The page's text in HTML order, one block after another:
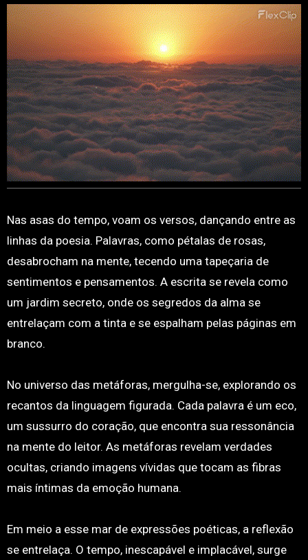
Nas asas do tempo, voam os versos, dançando entre as
linhas da poesia. Palavras, como pétalas de rosas,
desabrocham na mente, tecendo uma tapeçaria de
sentimentos e pensamentos. A escrita se revela como
um jardim secreto, onde os segredos da alma se
entrelaçam com a tinta e se espalham pelas páginas em
branco.
No universo das metáforas, mergulha-se, explorando os
recantos da linguagem figurada. Cada palavra é um eco,
um sussurro do coração, que encontra sua ressonância
na mente do leitor. As metáforas revelam verdades
ocultas, criando imagens vívidas que tocam as fibras
mais íntimas da emoção humana.
Em meio a esse mar de expressões poéticas, a reflexão
se entrelaça. O tempo, inescapável e implacável, surge